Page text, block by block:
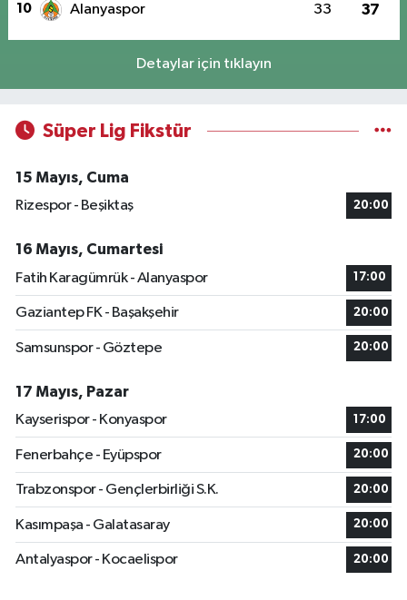
10 Alanyaspor 33 37
Detaylar için tıklayın
Süper Lig Fikstür
15 Mayıs, Cuma
Rizespor - Beşiktaş
20:00
16 Mayıs, Cumartesi
Fatih Karagümrük - Alanyaspor
17:00
Gaziantep FK - Başakşehir 20:00
Samsunspor - Göztepe 20:00
17 Mayıs, Pazar
Kayserispor - Konyaspor
17:00
Fenerbahçe - Eyüpspor 20:00
Trabzonspor - Gençlerbirliği S.K. 20:00
Kasımpaşa - Galatasaray 20:00
Antalyaspor - Kocaelispor 20:00